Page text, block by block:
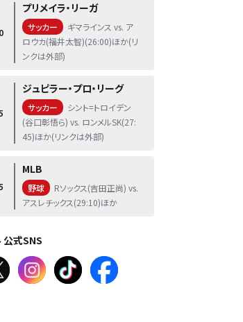
プリメイラ・リーガ
サッカー
ギマラインス vs. ア
ロウカ(福井太智)(26:00)ほか(リ
ンクは外部)
ジュピラー・プロ・リーグ
サッカー
シント=トロイデン
(谷口彰悟ら) vs. ロンメルSK(27:
45)ほか(リンクは外部)
MLB
野球
Rソックス(吉田正尚) vs.
アスレチックス(29:10)ほか
公式SNS